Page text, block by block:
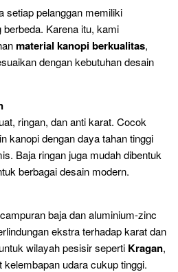
setiap pelanggan memiliki
Karena itu, kami
material kanopi berkualitas,
dengan kebutuhan desain
ringan, dan anti karat. Cocok
kanopi dengan daya tahan tinggi
Baja ringan juga mudah dibentuk
berbagai desain modern.
baja dan aluminium-zinc
ekstra terhadap karat dan
wilayah pesisir seperti Kragan,
udara cukup tinggi.